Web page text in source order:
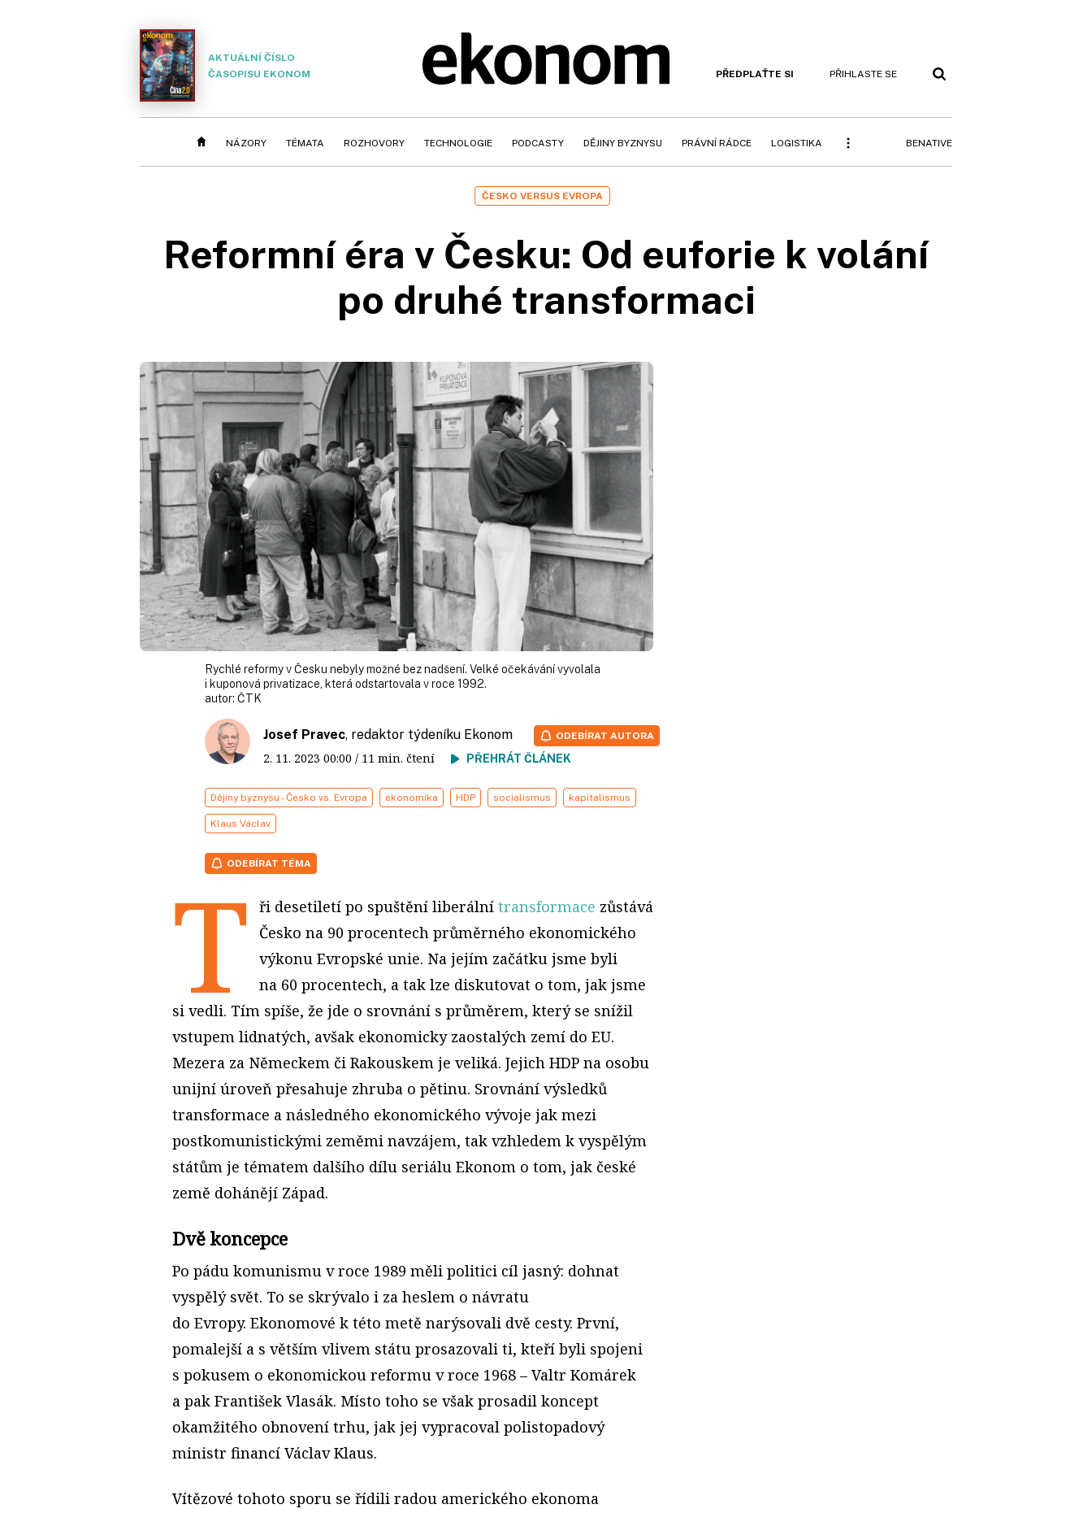
AKTUÁLNÍ ČÍSLO
ČASOPISU EKONOM
PŘEDPLAŤTE SI PŘIHLASTE SE
NÁZORY TÉMATA ROZHOVORY TECHNOLOGIE PODCASTY DĚJINY BYZNYSU PRÁVNÍ RÁDCE LOGISTIKA BENATIVE
ČESKO VERSUS EVROPA
Reformní éra v Česku: Od euforie k volání
po druhé transformaci
Rychlé reformy v Česku nebyly možné bez nadšení. Velké očekávání vyvolala
i kuponová privatizace, která odstartovala v roce 1992.
autor: ČTK
Josef Pravec, redaktor týdeníku Ekonom
2. 11. 2023 00:00 / 11 min. čtení PŘEHRÁT ČLÁNEK
ODEBÍRAT AUTORA
Dějiny byznysu - Česko vs. Evropa ekonomika HDP socialismus kapitalismus
Klaus Václav
ODEBÍRAT TÉMA
T ři desetiletí po spuštění liberální transformace zůstává
Česko na 90 procentech průměrného ekonomického
výkonu Evropské unie. Na jejím začátku jsme byli
na 60 procentech, a tak lze diskutovat o tom, jak jsme
si vedli. Tím spíše, že jde o srovnání s průměrem, který se snížil
vstupem lidnatých, avšak ekonomicky zaostalých zemí do EU.
Mezera za Německem či Rakouskem je veliká. Jejich HDP na osobu
unijní úroveň přesahuje zhruba o pětinu. Srovnání výsledků
transformace a následného ekonomického vývoje jak mezi
postkomunistickými zeměmi navzájem, tak vzhledem k vyspělým
státům je tématem dalšího dílu seriálu Ekonom o tom, jak české
země dohánějí Západ.
Dvě koncepce
Po pádu komunismu v roce 1989 měli politici cíl jasný: dohnat
vyspělý svět. To se skrývalo i za heslem o návratu
do Evropy. Ekonomové k této metě narýsovali dvě cesty. První,
pomalejší a s větším vlivem státu prosazovali ti, kteří byli spojeni
s pokusem o ekonomickou reformu v roce 1968 – Valtr Komárek
a pak František Vlasák. Místo toho se však prosadil koncept
okamžitého obnovení trhu, jak jej vypracoval polistopadový
ministr financí Václav Klaus.
Vítězové tohoto sporu se řídili radou amerického ekonoma